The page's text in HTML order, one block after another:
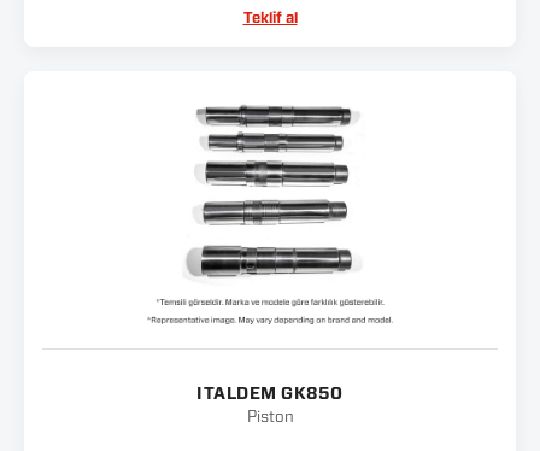
Teklif al
ITALDEM GK850
Piston